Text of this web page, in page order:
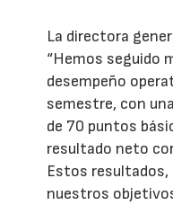
La directora
“Hemos seguido
desempeño
semestre, con
de 70 puntos
resultado neto
Estos
nuestros